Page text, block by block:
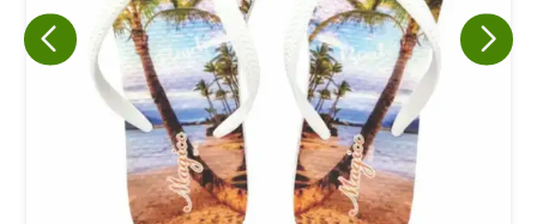
qualquer momento.
Iniciar conversa